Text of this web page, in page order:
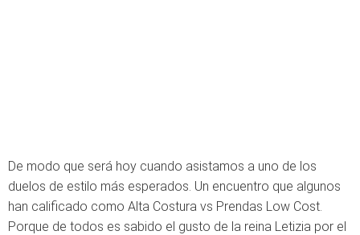
De modo que será hoy cuando asistamos a uno de los
duelos de estilo más esperados. Un encuentro que algunos
han calificado como Alta Costura vs Prendas Low Cost.
Porque de todos es sabido el gusto de la reina Letizia por el